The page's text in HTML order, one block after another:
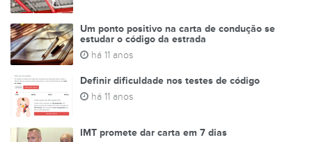
Um ponto positivo na carta de condução se
estudar o código da estrada
há 11 anos
Definir dificuldade nos testes de código
há 11 anos
IMT promete dar carta em 7 dias